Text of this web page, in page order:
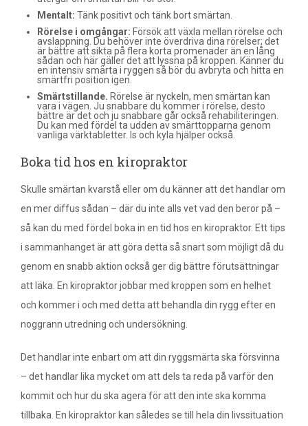
Mentalt: Tänk positivt och tänk bort smärtan.
Rörelse i omgångar: Försök att växla mellan rörelse och
avslappning. Du behöver inte överdriva dina rörelser; det
är bättre att sikta på flera korta promenader än en lång
sådan och här gäller det att lyssna på kroppen. Känner du
en intensiv smärta i ryggen så bör du avbryta och hitta en
smärtfri position igen.
Smärtstillande. Rörelse är nyckeln, men smärtan kan
vara i vägen. Ju snabbare du kommer i rörelse, desto
bättre är det och ju snabbare går också rehabiliteringen.
Du kan med fördel ta udden av smärttopparna genom
vanliga värktabletter. Is och kyla hjälper också.
Boka tid hos en kiropraktor
Skulle smärtan kvarstå eller om du känner att det handlar om
en mer diffus sådan – där du inte alls vet vad den beror på –
så kan du med fördel boka in en tid hos en kiropraktor. Ett tips
i sammanhanget är att göra detta så snart som möjligt då du
genom en snabb aktion också ger dig bättre förutsättningar
att läka. En kiropraktor jobbar med kroppen som en helhet
och kommer i och med detta att behandla din rygg efter en
noggrann utredning och undersökning.
Det handlar inte enbart om att din ryggsmärta ska försvinna
– det handlar lika mycket om att dels ta reda på varför den
kommit och hur du ska agera för att den inte ska komma
tillbaka. En kiropraktor kan således se till hela din livssituation